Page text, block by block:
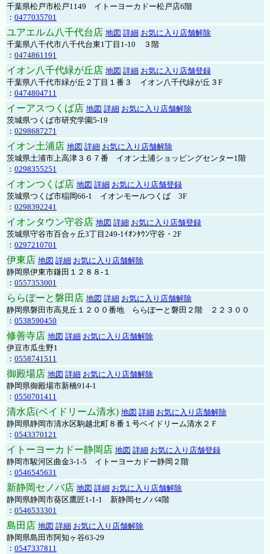
千葉県松戸市松戸1149 イトーヨーカドー松戸店6階
： 0477035701
ユアエルム八千代台店 地図 詳細 お気に入り店舗解除
千葉県八千代市八千代台東1丁目1-10 ３階
： 0474861191
イオン八千代緑が丘店 地図 詳細 お気に入り店舗登録
千葉県八千代市緑が丘２丁目１番３ イオン八千代緑が丘３F
： 0474804711
イーアスつくば店 地図 詳細 お気に入り店舗解除
茨城県つくば市研究学園5-19
： 0298687271
イオン土浦店 地図 詳細 お気に入り店舗解除
茨城県土浦市上高津３６７番 イオン土浦ショッピングセンター1階
： 0298355251
イオンつくば店 地図 詳細 お気に入り店舗登録
茨城県つくば市稲岡66-1 イオンモールつくば 3F
： 0298392241
イオンタウン守谷店 地図 詳細 お気に入り店舗登録
茨城県守谷市百合ヶ丘3丁目249-1ｲｵﾝﾀｳﾝ守谷・2F
： 0297210701
伊東店 地図 詳細 お気に入り店舗解除
静岡県伊東市鎌田１２８８-１
： 0557353001
ららぽーと磐田店 地図 詳細 お気に入り店舗解除
静岡県磐田市高見丘１２００番地 ららぽーと磐田２階 ２２３００
： 0538590450
修善寺店 地図 詳細 お気に入り店舗解除
伊豆市瓜生野1
： 0558741511
御殿場店 地図 詳細 お気に入り店舗解除
静岡県御殿場市新橋914-1
： 0550701411
清水店(ベイドリーム清水) 地図 詳細 お気に入り店舗解除
静岡県静岡市清水区駒越北町８番１号ベイドリーム清水２Ｆ
： 0543370121
イトーヨーカドー静岡店 地図 詳細 お気に入り店舗登録
静岡市駿河区曲金3-1-5 イトーヨーカドー静岡２階
： 0546545631
新静岡セノバ店 地図 詳細 お気に入り店舗解除
静岡県静岡市葵区鷹匠1-1-1 新静岡セノバ4階
： 0546533301
島田店 地図 詳細 お気に入り店舗解除
静岡県島田市阿知ヶ谷63-29
： 0547337811